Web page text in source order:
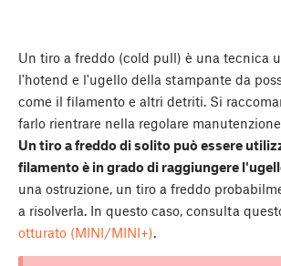
Un tiro a freddo (cold pull) è una tecnica
l'hotend e l'ugello della stampante da
come il filamento e altri detriti. Si
farlo rientrare nella regolare
Un tiro a freddo di solito può essere
filamento è in grado di raggiungere
una ostruzione, un tiro a freddo
a risolverla. In questo caso, consulta
otturato (MINI/MINI+).